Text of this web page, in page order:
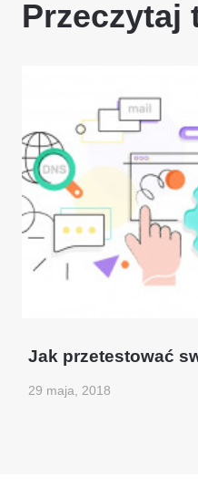
Przeczytaj
Jak przetestować
29 maja, 2018